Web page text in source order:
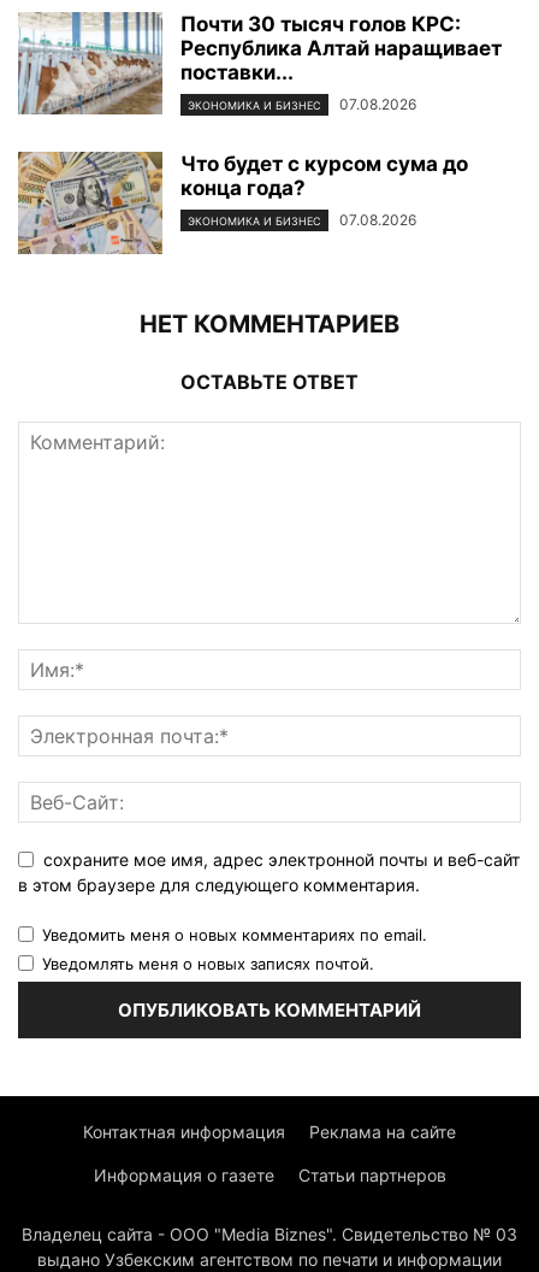
Почти 30 тысяч голов КРС:
Республика Алтай наращивает
поставки...
ЭКОНОМИКА И БИЗНЕС 07.08.2026
Что будет с курсом сума до
конца года?
ЭКОНОМИКА И БИЗНЕС 07.08.2026
НЕТ КОММЕНТАРИЕВ
ОСТАВЬТЕ ОТВЕТ
сохраните мое имя, адрес электронной почты и веб-сайт
в этом браузере для следующего комментария.
Уведомить меня о новых комментариях по email.
Уведомлять меня о новых записях почтой.
Контактная информация Реклама на сайте
Информация о газете Статьи партнеров
Владелец сайта - ООО "Media Biznes". Свидетельство № 03
выдано Узбекским агентством по печати и информации